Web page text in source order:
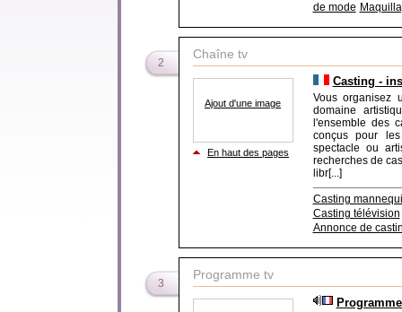
de mode
2
Chaîne tv
Ajout d'une image
En haut des pages
Casting -
Vous organisez
domaine
l'ensemble des
conçus pour
spectacle ou
recherches de
libr[...]
Casting
Casting télévision
Annonce de
3
Programme tv